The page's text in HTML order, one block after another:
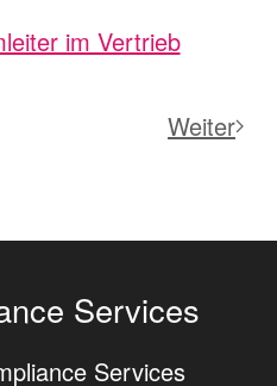
im Vertrieb
Weiter
Services
Services